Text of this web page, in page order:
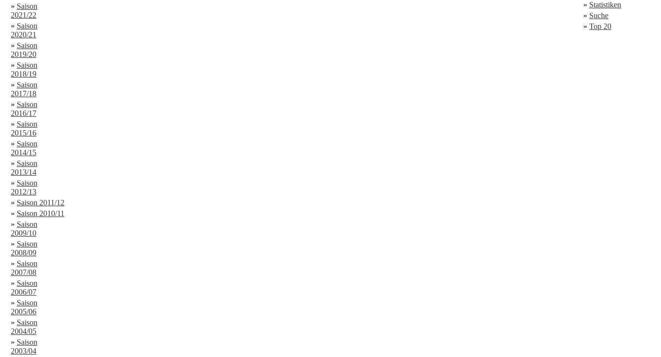
» Saison
2021/22
» Saison
2020/21
» Saison
2019/20
» Saison
2018/19
» Saison
2017/18
» Saison
2016/17
» Saison
2015/16
» Saison
2014/15
» Saison
2013/14
» Saison
2012/13
» Saison 2011/12
» Saison 2010/11
» Saison
2009/10
» Saison
2008/09
» Saison
2007/08
» Saison
2006/07
» Saison
2005/06
» Saison
2004/05
» Saison
2003/04
» Statistiken
» Suche
» Top 20